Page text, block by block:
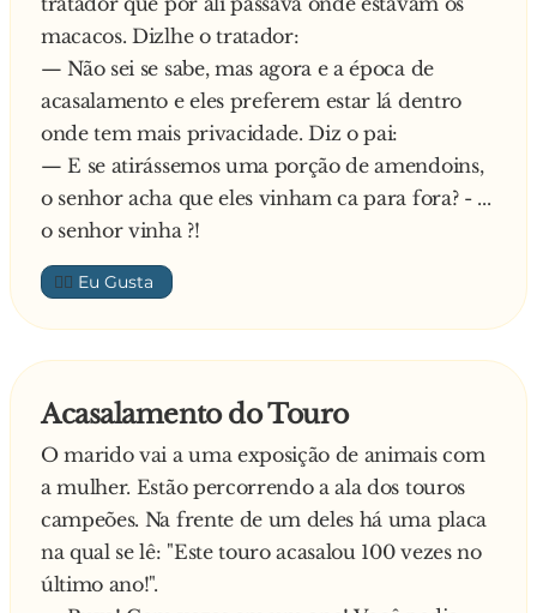
nenhum macho... Bom, vou direto ao assunto:
você não toparia t**... com a gorila por mil
reais?
â?? Olha, Doutor... Pode ser que eu me interesse
sim... Mas será que eu posso te dar a resposta
amanhã?
O diretor aceita e, no dia seguinte, Tonho vai até
condições...
â?? Claro, Tonho... Pode falar...
â?? Primeiro, eu não quero beijar a Gorila...
Segundo, eu não quero assumir os filhos... E,
macacos. Dizlhe o tratador:
— Não sei se sabe, mas agora e a época de
acasalamento e eles preferem estar lá dentro
onde tem mais privacidade. Diz o pai:
— E se atirássemos uma porção de amendoins,
o senhor acha que eles vinham ca para fora? - ...
o senhor vinha ?!
👍🏼
Acasalamento do Touro
O marido vai a uma exposição de animais com
a mulher. Estão percorrendo a ala dos touros
campeões. Na frente de um deles há uma placa
na qual se lê: "Este touro acasalou 100 vezes no
último ano!".